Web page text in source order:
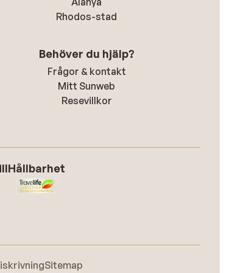
Rhodos-stad
Behöver du hjälp?
Frågor & kontakt
Mitt Sunweb
Resevillkor
Hållbarhet
Sitemap